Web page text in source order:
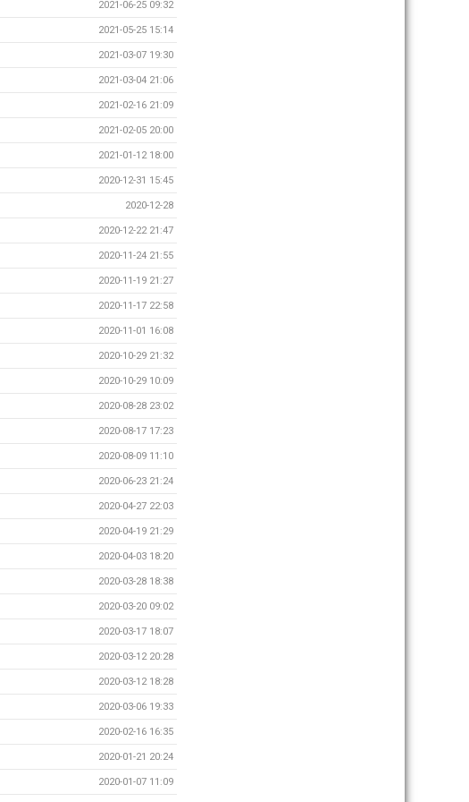
2021-06-25 09:32
2021-05-25 15:14
2021-03-07 19:30
2021-03-04 21:06
2021-02-16 21:09
2021-02-05 20:00
2021-01-12 18:00
2020-12-31 15:45
2020-12-28
2020-12-22 21:47
2020-11-24 21:55
2020-11-19 21:27
2020-11-17 22:58
2020-11-01 16:08
2020-10-29 21:32
2020-10-29 10:09
2020-08-28 23:02
2020-08-17 17:23
2020-08-09 11:10
2020-06-23 21:24
2020-04-27 22:03
2020-04-19 21:29
2020-04-03 18:20
2020-03-28 18:38
2020-03-20 09:02
2020-03-17 18:07
2020-03-12 20:28
2020-03-12 18:28
2020-03-06 19:33
2020-02-16 16:35
2020-01-21 20:24
2020-01-07 11:09